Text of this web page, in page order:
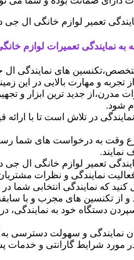
تعمیر لوازم خانگی ال جی
به نمایندگی تعمیرات لوازم
های نمایندگی ال
تجربه و مهارت بالایی در این
مدرن،از جدید ترین ابزار و
شود.
در تلاش است تا با
وقت به درخواست های شما
تعمیر لوازم خانگی ال جی
نمایندگی و نظرات
که نمایندگی انتخابی شما
از تکنسین های مجرب و با
دستگاه خود به نمایندگی،
و سهولت دسترسی به
شرایط گارانتی و خدمات پس